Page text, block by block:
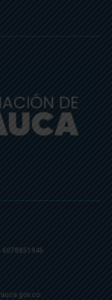
6078851946